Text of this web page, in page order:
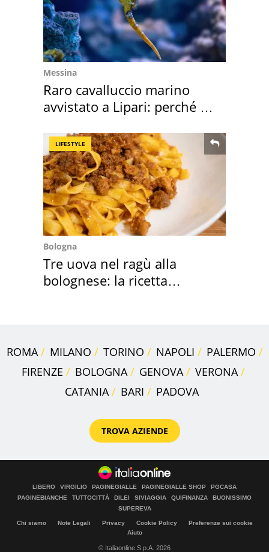
Messina
Raro cavalluccio marino
avvistato a Lipari: perché è
LIFESTYLE
Bologna
Tre uova nel ragù alla
bolognese: la ricetta
ROMA MILANO TORINO NAPOLI
PALERMO
FIRENZE
BOLOGNA GENOVA
VERONA
CATANIA
BARI PADOVA
TROVA AZIENDE
LIBERO VIRGILIO PAGINEGIALLE PAGINEGIALLE SHOP
PGCASA
PAGINEBIANCHE
TUTTOCITTÀ DILEI SIVIAGGIA QUIFINANZA
BUONISSIMO
SUPEREVA
Chi siamo Note Legali Privacy Cookie Policy
Preferenze sui cookie
Aiuto
© Italiaonline S.p.A. 2026